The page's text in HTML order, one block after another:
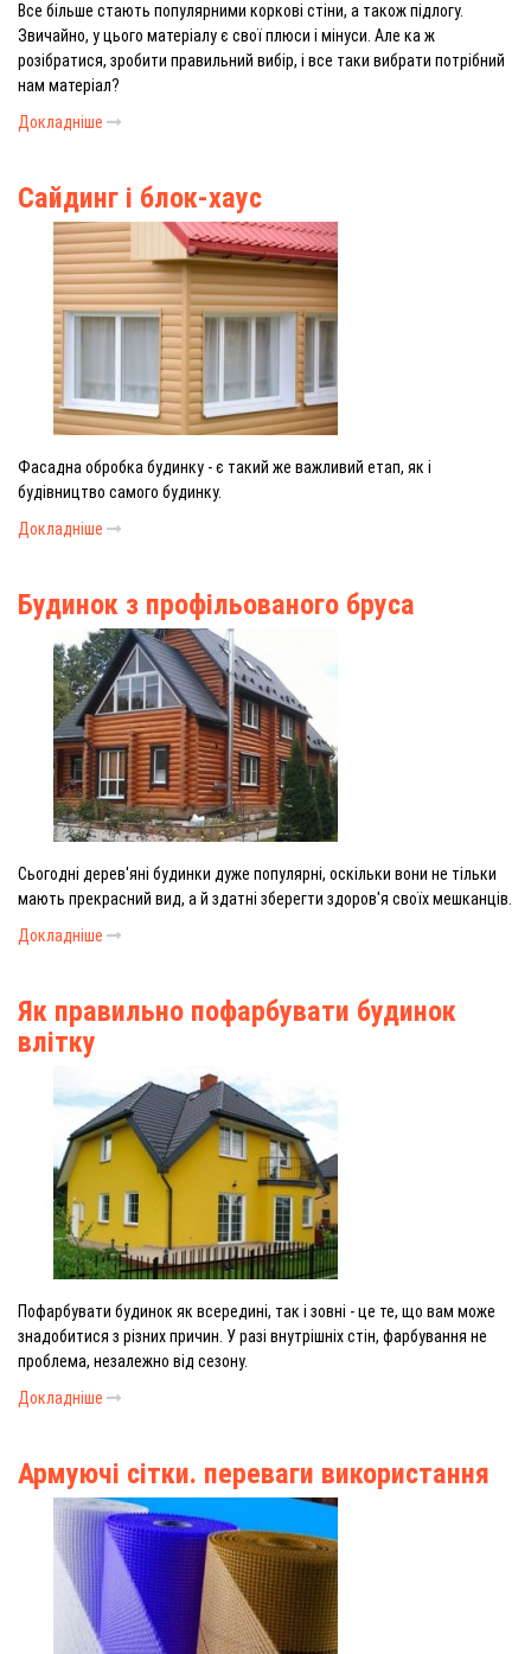
Все більше стають популярними коркові стіни, а також підлогу.
Звичайно, у цього матеріалу є свої плюси і мінуси. Але ка ж
розібратися, зробити правильний вибір, і все таки вибрати потрібний
нам матеріал?
Докладніше
Сайдинг і блок-хаус
Фасадна обробка будинку - є такий же важливий етап, як і
будівництво самого будинку.
Докладніше
Будинок з профільованого бруса
Сьогодні дерев'яні будинки дуже популярні, оскільки вони не тільки
мають прекрасний вид, а й здатні зберегти здоров'я своїх мешканців.
Докладніше
Як правильно пофарбувати будинок
влітку
Пофарбувати будинок як всередині, так і зовні - це те, що вам може
знадобитися з різних причин. У разі внутрішніх стін, фарбування не
проблема, незалежно від сезону.
Докладніше
Армуючі сітки. переваги використання